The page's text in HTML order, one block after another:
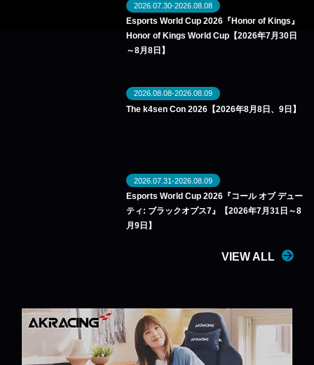
2026.07.30-2026.08.08
Esports World Cup 2026『Honor of Kings』
Honor of Kings World Cup【2026年7月30日
～8月8日】
2026.08.08-2026.08.09
The k4sen Con 2026【2026年8月8日、9日】
2026.07.31-2026.08.09
Esports World Cup 2026『コール オブ デュー
ティ: ブラックオプス7』【2026年7月31日～8
月9日】
VIEW ALL